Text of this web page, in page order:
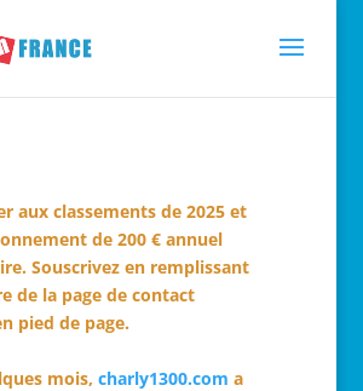
aux classements de 2025 et
de 200 € annuel
Souscrivez en remplissant
de la page de contact
pied de page.
mois, charly1300.com a